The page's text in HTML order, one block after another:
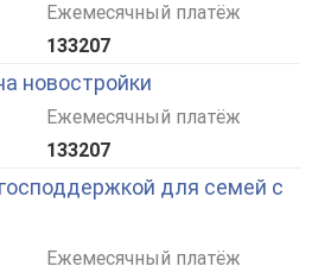
Ежемесячный платёж
133207
новостройки
Ежемесячный платёж
133207
для семей с
Ежемесячный платёж